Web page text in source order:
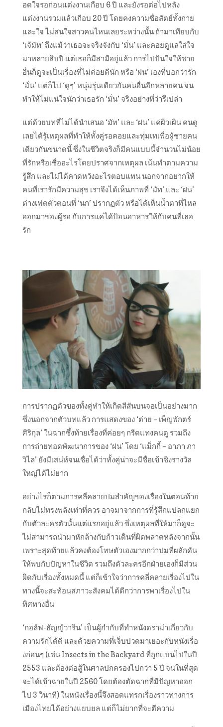
อดใจรอก่อนแต่งงานเกือบ 6 ปี และยังรอต่อไปหลัง
แต่งงานรวมแล้วเกือบ 20 ปี โดยคงความซื่อสัตย์ทั้งกาย
และใจ ไม่สนใจสาวคนไหนเลยระหว่างนั้น ถ้ามาเทียบกับ
‘เจ้มัท’ ถึงแม้ว่าเธอจะจริงจังกับ ‘มั่น’ และคอยดูแลใส่ใจ
มาหลายสิบปี แต่เธอก็มีสามีอยู่แล้ว การไปปันใจให้ชาย
อื่นก็ดูจะเป็นเรื่องที่ไม่ค่อยดีนัก หรือ ‘ฝน’ เองที่บอกว่ารัก
‘มั่น’ แต่ก็ไป ‘ดูๆ’ หนุ่มรุ่นเดียวกันคนอื่นอีกหลายคน จน
ทำให้ไม่แน่ใจนักว่าเธอรัก ‘มั่น’ จริงอย่างที่ว่ารึเปล่า
แต่ด้วยบทที่ไม่ได้นำเสนอ ‘มัท’ และ ‘ฝน’ แค่ผิวเผิน คนดู
เลยได้รู้เหตุผลที่ทำให้ทั้งคู่รอคอยและทุ่มเทเพื่อผู้ชายคน
เดียวกันขนาดนี้ ซึ่งในชีวิตจริงก็มีคนแบบนี้จำนวนไม่น้อย
ที่รักหรือเชื่ออะไรโดยปราศจากเหตุผล เน้นทำตามความ
รู้สึก และไม่ได้คาดหวังอะไรตอบแทน นอกจากอยากให้
คนที่เรารักมีความสุข เราจึงได้เห็นภาพที่ ‘มัท’ และ ‘ฝน’
ต่างเฟดตัวตอนที่ ‘นก’ ปรากฏตัว หรือได้เห็นน้ำตาที่ไหล
ออกมาของผู้รอ กับการแค่ได้ป้อนอาหารให้กับคนที่เธอ
รัก
การปรากฏตัวของทั้งคู่ทำให้เกิดสีสันบนจอเป็นอย่างมาก
ซึ่งนอกจากตัวบทแล้ว การแสดงของ ‘ต่าย – เพ็ญพักตร์
ศิริกุล’ ในฉากซึ้งท้ายเรื่องที่ค่อยๆ กรีดแทงคนดู รวมถึง
การถ่ายทอดพัฒนาการของ ‘ฝน’ โดย ‘แม็กกี้ – อาภา ภา
วิไล’ ยังมีเสน่ห์จนเชื่อได้ว่าทั้งคู่น่าจะมีชื่อเข้าชิงรางวัล
ใหญ่ได้ไม่ยาก
อย่างไรก็ตามการคลี่คลายปมสำคัญของเรื่องในตอนท้าย
กลับไม่ทรงพลังเท่าที่ควร อาจมาจากการที่รู้สึกแปลกแยก
กับตัวละครตัวนั้นแต่แรกอยู่แล้ว ซึ่งเหตุผลที่ให้มาก็ดูจะ
ไม่สามารถนำมาหักล้างกับก้าวเดินที่ผิดพลาดหลังจากนั้น
เพราะสุดท้ายแล้วคงต้องโทษตัวเองมากกว่าปมที่ผลักดัน
ให้พบกับปัญหาในชีวิต รวมถึงตัวละครอีกฝ่ายเองก็มีส่วน
ผิดกับเรื่องทั้งหมดนี้ แต่ก็เข้าใจว่าการคลี่คลายเรื่องไปใน
ทางนี้จะสะท้อนสภาวะสังคมได้ดีกว่าการพาเรื่องไปใน
ทิศทางอื่น
‘กอล์ฟ-ธัญญ์วาริน’ เป็นผู้กำกับที่ทำหนังดราม่าเกี่ยวกับ
ความรักได้ดี และด้วยความที่เจ็บปวดมาเยอะกับหนังเรื่อ
งก่อนๆ (เช่น Insects in the Backyard ที่ถูกแบนไปในปี
2553 และต้องต่อสู้ในศาลปกครองไปกว่า 5 ปี จนในที่สุด
จะได้เข้าฉายในปี 2560 โดยต้องตัดฉากที่มีปัญหาออก
ไป 3 วินาที) ในหนังเรื่องนี้จึงสอดแทรกเรื่องราวทางการ
เมืองไทยได้อย่างแยบยล แต่ก็ไม่ยากที่จะตีความ